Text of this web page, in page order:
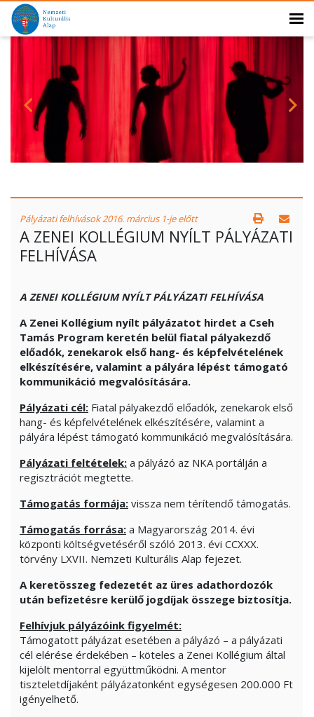
Pályázati felhívások 2016. március 1-je előtt
A ZENEI KOLLÉGIUM NYÍLT PÁLYÁZATI
FELHÍVÁSA
A ZENEI KOLLÉGIUM NYÍLT PÁLYÁZATI FELHÍVÁSA
A Zenei Kollégium nyílt pályázatot hirdet a Cseh
Tamás Program keretén belül fiatal pályakezdő
előadók, zenekarok első hang- és képfelvételének
elkészítésére, valamint a pályára lépést támogató
kommunikáció megvalósítására.
Pályázati cél: Fiatal pályakezdő előadók, zenekarok első
hang- és képfelvételének elkészítésére, valamint a
pályára lépést támogató kommunikáció megvalósítására.
Pályázati feltételek: a pályázó az NKA portálján a
regisztrációt megtette.
Támogatás formája: vissza nem térítendő támogatás.
Támogatás forrása: a Magyarország 2014. évi
központi költségvetéséről szóló 2013. évi CCXXX.
törvény LXVII. Nemzeti Kulturális Alap fejezet.
A keretösszeg fedezetét az üres adathordozók
után befizetésre kerülő jogdíjak összege biztosítja.
Felhívjuk pályázóink figyelmét:
Támogatott pályázat esetében a pályázó – a pályázati
cél elérése érdekében – köteles a Zenei Kollégium által
kijelölt mentorral együttműködni. A mentor
tiszteletdíjaként pályázatonként egységesen 200.000 Ft
igényelhető.